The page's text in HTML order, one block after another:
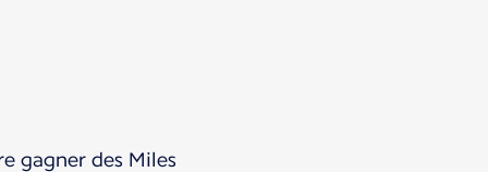
gagner des Miles